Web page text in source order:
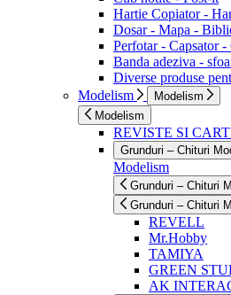
Hartie Copiator -
Dosar - Mapa -
Perfotar - Capsator -
Banda adeziva -
Diverse produse
Modelism
Modelism
Modelism
REVISTE SI
Grunduri – Chituri
Modelism
Grunduri – Chituri
Grunduri – Chituri
REVELL
Mr.Hobby
TAMIYA
GREEN
AK